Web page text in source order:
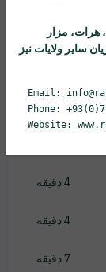
4 دقیقه
8 دقیقه
4 دقیقه
4 دقیقه
7 دقیقه
هرات، مزار
سایر ولایات نیز
Email:
Phone:
Website: